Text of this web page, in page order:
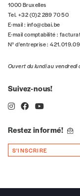
1000 Bruxelles
Tel. +32 (0)2 289 70 50
E-mail : info@cbai.be
E-mail comptabilité :
N° d’entreprise :
Ouvert du lundi au vendredi
Suivez-nous!
Restez informé!
S'INSCRIRE